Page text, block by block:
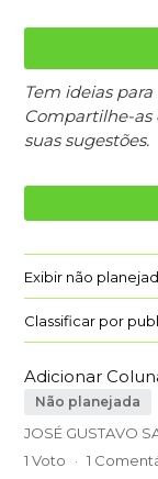
Tem ideias
Compartilhe-as
suas sugestões.
Exibir não
Classificar por
Adicionar
Não planejada
JOSÉ GUSTAVO
1 Voto 1